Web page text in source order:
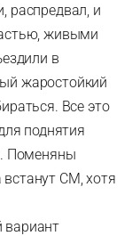
распредвал, и
живыми
в
жаростойкий
Все это
поднятия
Поменяны
СМ, хотя
вариант